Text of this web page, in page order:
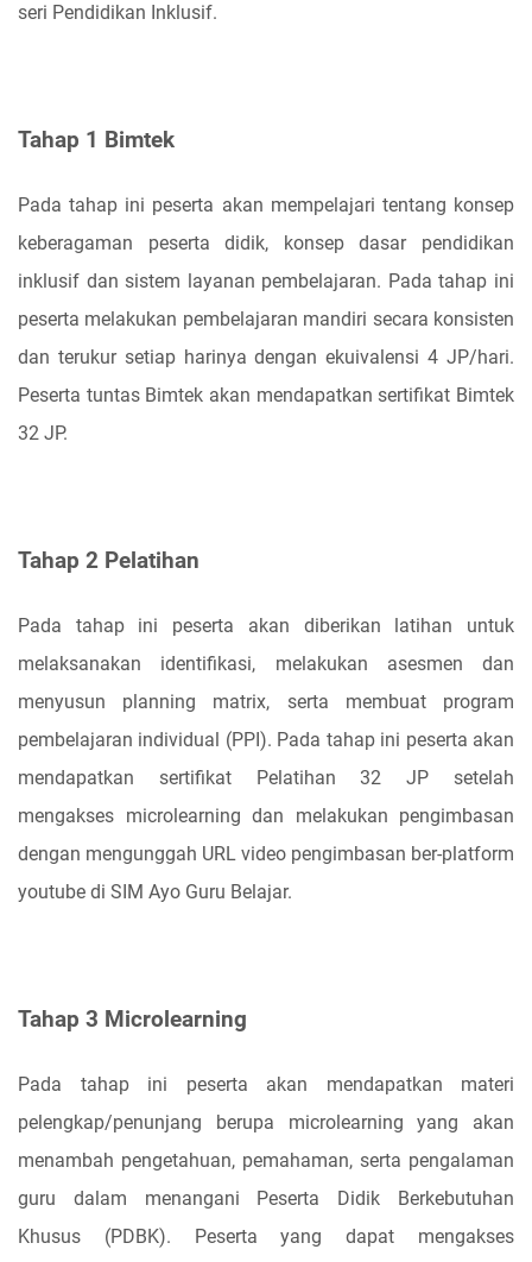
seri Pendidikan Inklusif.
Tahap 1 Bimtek
Pada tahap ini peserta akan mempelajari tentang konsep
keberagaman peserta didik, konsep dasar pendidikan
inklusif dan sistem layanan pembelajaran. Pada tahap ini
peserta melakukan pembelajaran mandiri secara konsisten
dan terukur setiap harinya dengan ekuivalensi 4 JP/hari.
Peserta tuntas Bimtek akan mendapatkan sertifikat Bimtek
32 JP.
Tahap 2 Pelatihan
Pada tahap ini peserta akan diberikan latihan untuk
melaksanakan identifikasi, melakukan asesmen dan
menyusun planning matrix, serta membuat program
pembelajaran individual (PPI). Pada tahap ini peserta akan
mendapatkan sertifikat Pelatihan 32 JP setelah
mengakses microlearning dan melakukan pengimbasan
dengan mengunggah URL video pengimbasan ber-platform
youtube di SIM Ayo Guru Belajar.
Tahap 3 Microlearning
Pada tahap ini peserta akan mendapatkan materi
pelengkap/penunjang berupa microlearning yang akan
menambah pengetahuan, pemahaman, serta pengalaman
guru dalam menangani Peserta Didik Berkebutuhan
Khusus (PDBK). Peserta yang dapat mengakses